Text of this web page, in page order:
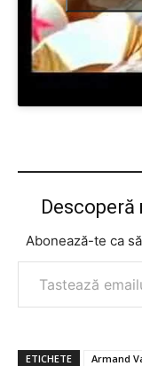
Descoperă
Abonează-te ca
Tastează emailul tău...
ETICHETE Armand